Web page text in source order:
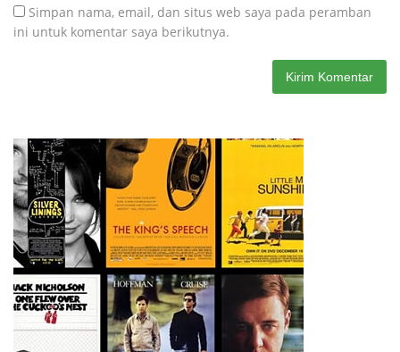
Simpan nama, email, dan situs web saya pada peramban
ini untuk komentar saya berikutnya.